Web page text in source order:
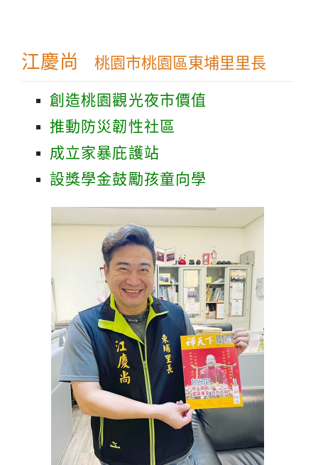
江慶尚 桃園市桃園區東埔里里長
創造桃園觀光夜市價值
推動防災韌性社區
成立家暴庇護站
設獎學金鼓勵孩童向學